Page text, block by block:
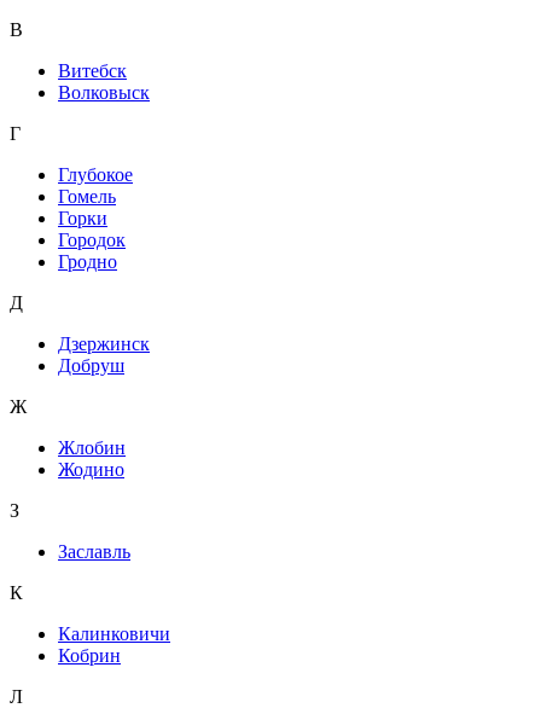
В
Витебск
Волковыск
Г
Глубокое
Гомель
Горки
Городок
Гродно
Д
Дзержинск
Добруш
Ж
Жлобин
Жодино
З
Заславль
К
Калинковичи
Кобрин
Л